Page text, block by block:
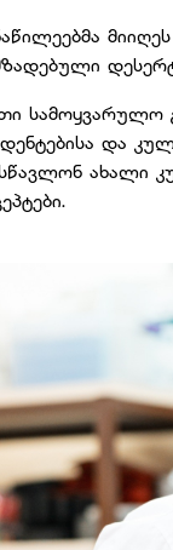
სამოყვარულო
და
ახალი